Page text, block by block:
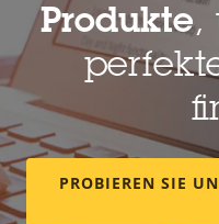
Produkte,
PROBIEREN SIE